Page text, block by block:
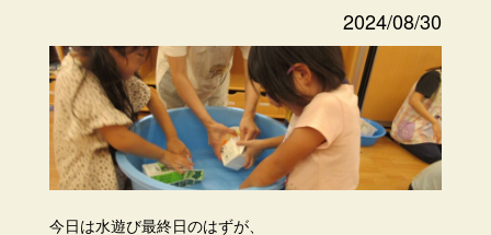
2024/08/30
今日は水遊び最終日のはずが、